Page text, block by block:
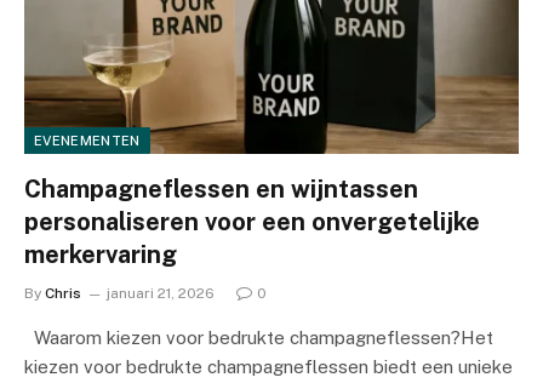
EVENEMENTEN
Champagneflessen en wijntassen
personaliseren voor een onvergetelijke
merkervaring
By Chris januari 21, 2026 0
Waarom kiezen voor bedrukte champagneflessen?Het
kiezen voor bedrukte champagneflessen biedt een unieke